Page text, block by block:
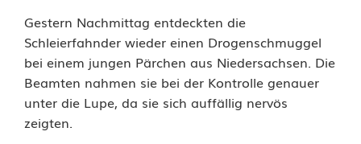
W
a
f
f
Gestern Nachmittag entdeckten die
Schleierfahnder wieder einen Drogenschmuggel
bei einem jungen Pärchen aus Niedersachsen. Die
Beamten nahmen sie bei der Kontrolle genauer
unter die Lupe, da sie sich auffällig nervös
zeigten.